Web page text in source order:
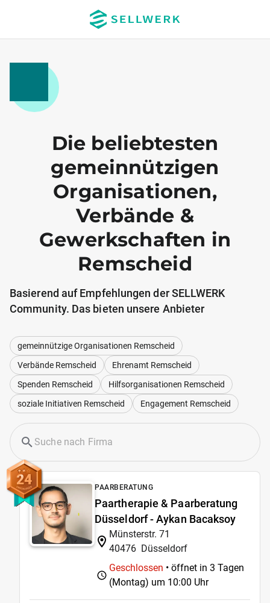
Die beliebtesten
gemeinnützigen
Organisationen,
Verbände &
Gewerkschaften in
Remscheid
Basierend auf Empfehlungen der SELLWERK
Community. Das bieten unsere Anbieter
gemeinnützige Organisationen Remscheid
Verbände Remscheid
Ehrenamt Remscheid
Spenden Remscheid
Hilfsorganisationen Remscheid
soziale Initiativen Remscheid
Engagement Remscheid
24 PAARBERATUNG
Paartherapie & Paarberatung
Düsseldorf - Aykan Bacaksoy
Münsterstr. 71
40476 Düsseldorf
Geschlossen • öffnet in 3 Tagen
(Montag) um 10:00 Uhr